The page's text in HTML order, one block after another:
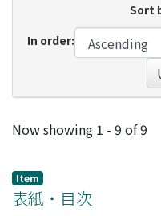
Sort
In order:
Recent
Now showing 1 - 9 of 9
Item
表紙・目次